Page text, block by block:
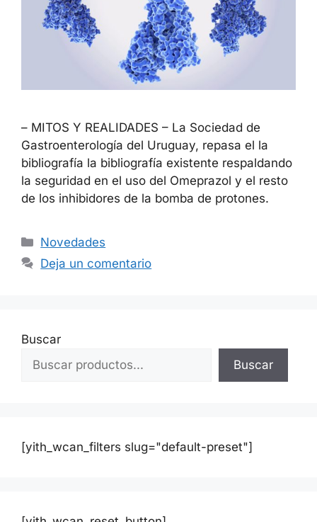
– MITOS Y REALIDADES – La Sociedad de
Gastroenterología del Uruguay, repasa el la
bibliografía la bibliografía existente respaldando
la seguridad en el uso del Omeprazol y el resto
de los inhibidores de la bomba de protones.
Novedades
Deja un comentario
Buscar
Buscar
[yith_wcan_filters slug="default-preset"]